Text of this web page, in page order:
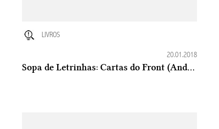
LIVROS
20.01.2018
Sopa de Letrinhas: Cartas do Front (Andrew Carroll)